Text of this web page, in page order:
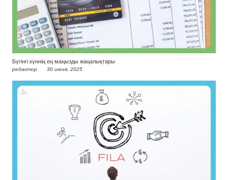
Бүгінгі күннің ең маңызды жаңалықтары
редактор 30 июня, 2025